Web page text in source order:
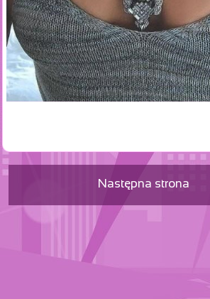
Następna strona